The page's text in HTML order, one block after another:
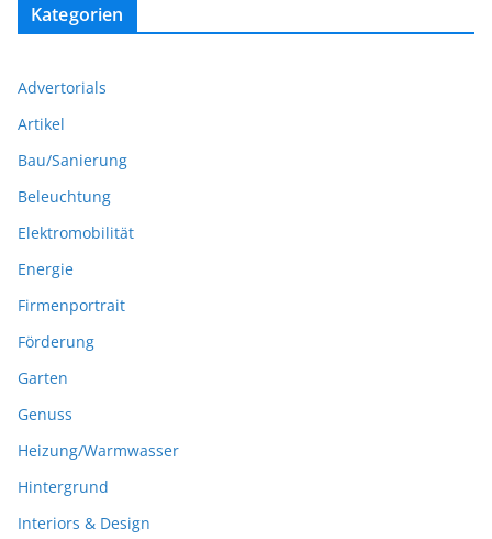
Kategorien
Advertorials
Artikel
Bau/Sanierung
Beleuchtung
Elektromobilität
Energie
Firmenportrait
Förderung
Garten
Genuss
Heizung/Warmwasser
Hintergrund
Interiors & Design